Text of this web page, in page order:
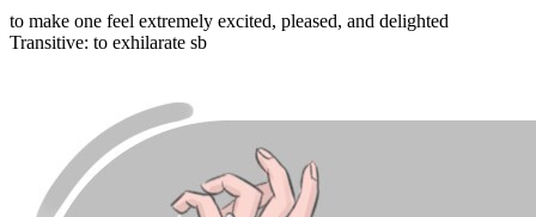
to make one feel extremely excited, pleased, and delighted
Transitive: to exhilarate sb